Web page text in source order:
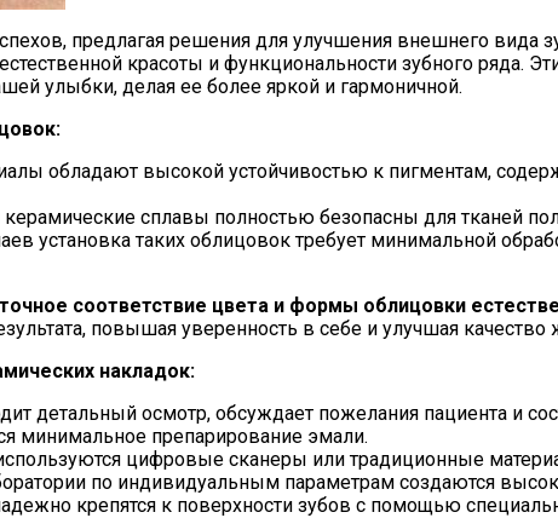
предлагая решения для улучшения внешнего
красоты и функциональности зубного ряда.
улыбки, делая ее более яркой и гармоничной.
обладают высокой устойчивостью к пигментам,
сплавы полностью безопасны для тканей
установка таких облицовок требует минимальной
соответствие цвета и формы облицовки
повышая уверенность в себе и улучшая качество
накладок:
детальный осмотр, обсуждает пожелания пациента и
минимальное препарирование эмали.
цифровые сканеры или традиционные
по индивидуальным параметрам создаются
крепятся к поверхности зубов с помощью